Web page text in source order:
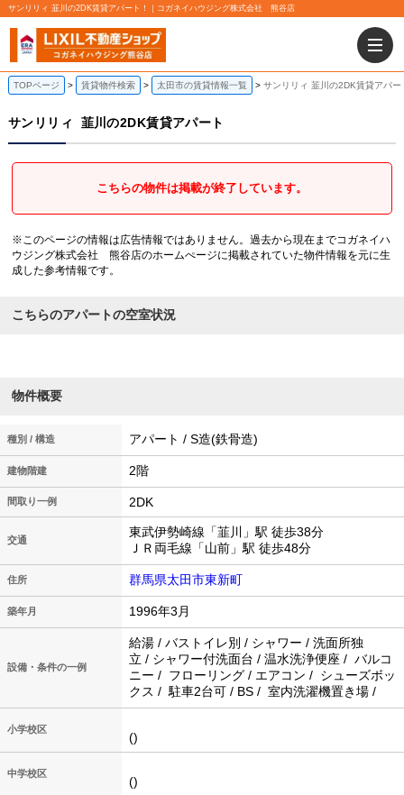
サンリリィ 韮川の2DK賃貸アパート！｜コガネイハウジング株式会社 熊谷店
TOPページ 賃貸物件検索 太田市の賃貸情報一覧 サンリリィ 韮川の2DK賃貸アパー
サンリリィ 韮川の2DK賃貸アパート
こちらの物件は掲載が終了しています。
※このページの情報は広告情報ではありません。過去から現在までコガネイハ
ウジング株式会社 熊谷店のホームぺージに掲載されていた物件情報を元に生
成した参考情報です。
こちらのアパートの空室状況
物件概要
種別 / 構造 アパート / S造(鉄骨造)
建物階建 2階
間取り一例 2DK
交通
東武伊勢崎線「韮川」駅 徒歩38分
ＪＲ両毛線「山前」駅 徒歩48分
住所 群馬県太田市東新町
築年月 1996年3月
設備・条件の一例
給湯 / バストイレ別 / シャワー / 洗面所独
立 / シャワー付洗面台 / 温水洗浄便座 / バルコ
ニー / フローリング / エアコン / シューズボッ
クス / 駐車2台可 / BS / 室内洗濯機置き場 /
小学校区
()
中学校区
()